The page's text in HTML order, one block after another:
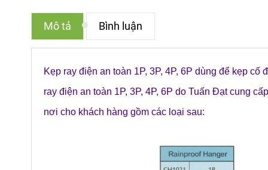
Mô tả Bình luận
Kẹp ray điện an toàn 1P, 3P, 4P, 6P dùng để kẹp
ray điện an toàn 1P, 3P, 4P, 6P do Tuấn Đạt cung
nơi cho khách hàng gồm các loại sau: